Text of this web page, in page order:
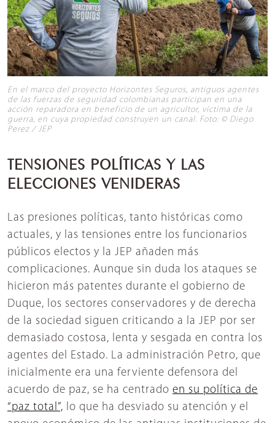
En el marco del proyecto Horizontes Seguros, antiguos agentes
de las fuerzas de seguridad colombianas participan en una
acción reparadora en beneficio de un agricultor, víctima de la
guerra, en cuya propiedad construyen un canal. Foto: © Diego
Perez / JEP
TENSIONES POLÍTICAS Y LAS
ELECCIONES VENIDERAS
Las presiones políticas, tanto históricas como
actuales, y las tensiones entre los funcionarios
públicos electos y la JEP añaden más
complicaciones. Aunque sin duda los ataques se
hicieron más patentes durante el gobierno de
Duque, los sectores conservadores y de derecha
de la sociedad siguen criticando a la JEP por ser
demasiado costosa, lenta y sesgada en contra los
agentes del Estado. La administración Petro, que
inicialmente era una ferviente defensora del
acuerdo de paz, se ha centrado en su política de
“paz total”, lo que ha desviado su atención y el